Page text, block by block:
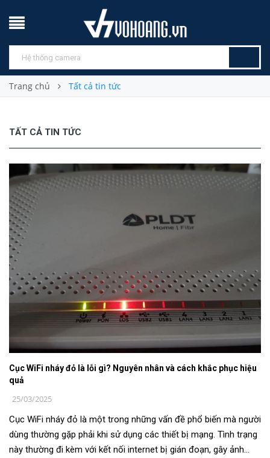
Trang chủ Tất cả tin tức
TẤT CẢ TIN TỨC
Cục WiFi nháy đỏ là lỗi gì? Nguyên nhân và cách khắc phục hiệu
quả
25/03/2025
Cục WiFi nháy đỏ là một trong những vấn đề phổ biến mà người
dùng thường gặp phải khi sử dụng các thiết bị mạng. Tình trạng
này thường đi kèm với kết nối internet bị gián đoạn, gây ảnh